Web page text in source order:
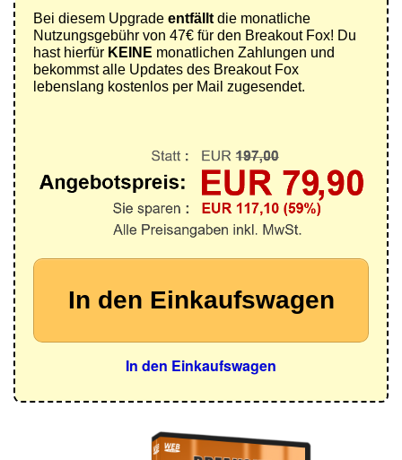
Bei diesem Upgrade entfällt die monatliche
Nutzungsgebühr von 47€ für den Breakout Fox! Du
hast hierfür KEINE monatlichen Zahlungen und
bekommst alle Updates des Breakout Fox
lebenslang kostenlos per Mail zugesendet.
In den Einkaufswagen
In den Einkaufswagen